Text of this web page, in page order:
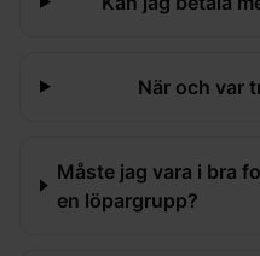
När och var
Måste jag vara i bra
en löpargrupp?